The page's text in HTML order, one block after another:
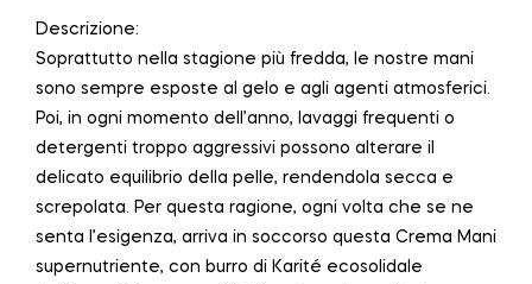
Descrizione:
Soprattutto nella stagione più fredda, le nostre mani
sono sempre esposte al gelo e agli agenti atmosferici.
Poi, in ogni momento dell’anno, lavaggi frequenti o
detergenti troppo aggressivi possono alterare il
delicato equilibrio della pelle, rendendola secca e
screpolata. Per questa ragione, ogni volta che se ne
senta l’esigenza, arriva in soccorso questa Crema Mani
supernutriente, con burro di Karité ecosolidale